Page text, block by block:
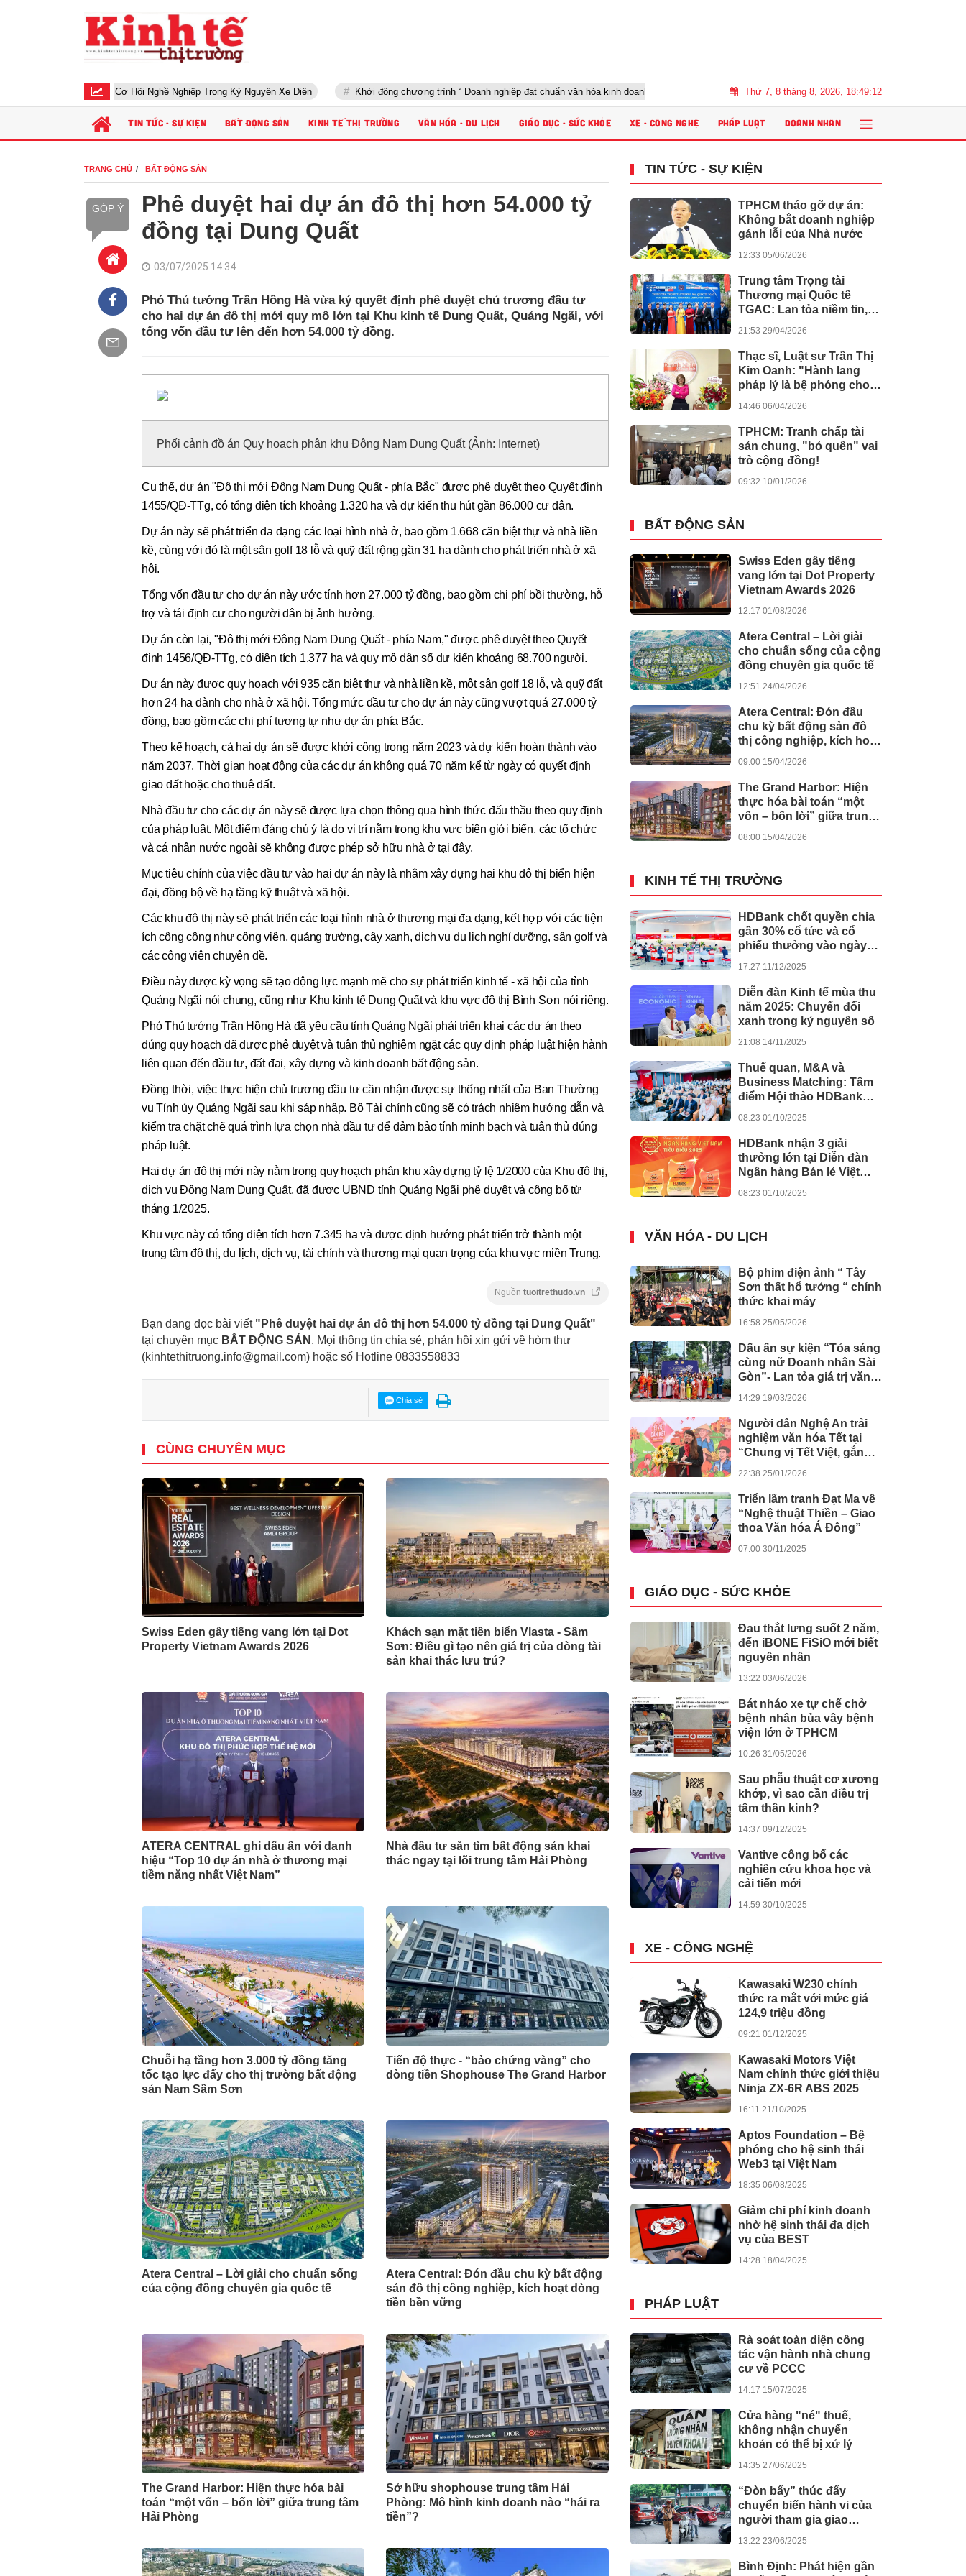
Sửa Xe Điện – Cơ Hội Nghề Nghiệp Trong Kỷ Nguyên Xe Điện Khởi động chương trình “ Doanh nghiệp đạt chuẩn văn hóa kinh doanh Việt Nam” năm 2026 Đổi mới phương pháp dạy học trong kỷ nguyên AI:
Thứ 7, 8 tháng 8, 2026, 18:49:13
TIN TỨC - SỰ KIỆN BẤT ĐỘNG SẢN KINH TẾ THỊ TRƯỜNG VĂN HÓA - DU LỊCH GIÁO DỤC - SỨC KHỎE XE - CÔNG NGHỆ PHÁP LUẬT DOANH NHÂN
TRANG CHỦ BẤT ĐỘNG SẢN
GÓP Ý
Phê duyệt hai dự án đô thị hơn 54.000 tỷ
đồng tại Dung Quất
03/07/2025 14:34
Phó Thủ tướng Trần Hồng Hà vừa ký quyết định phê duyệt chủ trương đầu tư
cho hai dự án đô thị mới quy mô lớn tại Khu kinh tế Dung Quất, Quảng Ngãi, với
tổng vốn đầu tư lên đến hơn 54.000 tỷ đồng.
Phối cảnh đồ án Quy hoạch phân khu Đông Nam Dung Quất (Ảnh: Internet)
Cụ thể, dự án "Đô thị mới Đông Nam Dung Quất - phía Bắc" được phê duyệt theo Quyết định
1455/QĐ-TTg, có tổng diện tích khoảng 1.320 ha và dự kiến thu hút gần 86.000 cư dân.
Dự án này sẽ phát triển đa dạng các loại hình nhà ở, bao gồm 1.668 căn biệt thự và nhà liền
kề, cùng với đó là một sân golf 18 lỗ và quỹ đất rộng gần 31 ha dành cho phát triển nhà ở xã
hội.
Tổng vốn đầu tư cho dự án này ước tính hơn 27.000 tỷ đồng, bao gồm chi phí bồi thường, hỗ
trợ và tái định cư cho người dân bị ảnh hưởng.
Dự án còn lại, "Đô thị mới Đông Nam Dung Quất - phía Nam," được phê duyệt theo Quyết
định 1456/QĐ-TTg, có diện tích 1.377 ha và quy mô dân số dự kiến khoảng 68.700 người.
Dự án này được quy hoạch với 935 căn biệt thự và nhà liền kề, một sân golf 18 lỗ, và quỹ đất
hơn 24 ha dành cho nhà ở xã hội. Tổng mức đầu tư cho dự án này cũng vượt quá 27.000 tỷ
đồng, bao gồm các chi phí tương tự như dự án phía Bắc.
Theo kế hoạch, cả hai dự án sẽ được khởi công trong năm 2023 và dự kiến hoàn thành vào
năm 2037. Thời gian hoạt động của các dự án không quá 70 năm kể từ ngày có quyết định
giao đất hoặc cho thuê đất.
Nhà đầu tư cho các dự án này sẽ được lựa chọn thông qua hình thức đấu thầu theo quy định
của pháp luật. Một điểm đáng chú ý là do vị trí nằm trong khu vực biên giới biển, các tổ chức
và cá nhân nước ngoài sẽ không được phép sở hữu nhà ở tại đây.
Mục tiêu chính của việc đầu tư vào hai dự án này là nhằm xây dựng hai khu đô thị biển hiện
đại, đồng bộ về hạ tầng kỹ thuật và xã hội.
Các khu đô thị này sẽ phát triển các loại hình nhà ở thương mại đa dạng, kết hợp với các tiện
ích công cộng như công viên, quảng trường, cây xanh, dịch vụ du lịch nghỉ dưỡng, sân golf và
các công viên chuyên đề.
Điều này được kỳ vọng sẽ tạo động lực mạnh mẽ cho sự phát triển kinh tế - xã hội của tỉnh
Quảng Ngãi nói chung, cũng như Khu kinh tế Dung Quất và khu vực đô thị Bình Sơn nói riêng.
Phó Thủ tướng Trần Hồng Hà đã yêu cầu tỉnh Quảng Ngãi phải triển khai các dự án theo
đúng quy hoạch đã được phê duyệt và tuân thủ nghiêm ngặt các quy định pháp luật hiện hành
liên quan đến đầu tư, đất đai, xây dựng và kinh doanh bất động sản.
Đồng thời, việc thực hiện chủ trương đầu tư cần nhận được sự thống nhất của Ban Thường
vụ Tỉnh ủy Quảng Ngãi sau khi sáp nhập. Bộ Tài chính cũng sẽ có trách nhiệm hướng dẫn và
kiểm tra chặt chẽ quá trình lựa chọn nhà đầu tư để đảm bảo tính minh bạch và tuân thủ đúng
pháp luật.
Hai dự án đô thị mới này nằm trong quy hoạch phân khu xây dựng tỷ lệ 1/2000 của Khu đô thị,
dịch vụ Đông Nam Dung Quất, đã được UBND tỉnh Quảng Ngãi phê duyệt và công bố từ
tháng 1/2025.
Khu vực này có tổng diện tích hơn 7.345 ha và được định hướng phát triển trở thành một
trung tâm đô thị, du lịch, dịch vụ, tài chính và thương mại quan trọng của khu vực miền Trung.
Nguồn tuoitrethudo.vn
Bạn đang đọc bài viết "Phê duyệt hai dự án đô thị hơn 54.000 tỷ đồng tại Dung Quất"
tại chuyên mục BẤT ĐỘNG SẢN . Mọi thông tin chia sẻ, phản hồi xin gửi về hòm thư
(kinhtethitruong.info@gmail.com) hoặc số Hotline 0833558833
Chia sẻ
CÙNG CHUYÊN MỤC
Swiss Eden gây tiếng vang lớn tại Dot
Property Vietnam Awards 2026
Khách sạn mặt tiền biển Vlasta - Sầm
Sơn: Điều gì tạo nên giá trị của dòng tài
sản khai thác lưu trú?
ATERA CENTRAL ghi dấu ấn với danh
hiệu “Top 10 dự án nhà ở thương mại
tiềm năng nhất Việt Nam”
Nhà đầu tư săn tìm bất động sản khai
thác ngay tại lõi trung tâm Hải Phòng
Chuỗi hạ tầng hơn 3.000 tỷ đồng tăng
tốc tạo lực đẩy cho thị trường bất động
sản Nam Sầm Sơn
Tiến độ thực - “bảo chứng vàng” cho
dòng tiền Shophouse The Grand Harbor
Atera Central – Lời giải cho chuẩn sống
của cộng đồng chuyên gia quốc tế
Atera Central: Đón đầu chu kỳ bất động
sản đô thị công nghiệp, kích hoạt dòng
tiền bền vững
The Grand Harbor: Hiện thực hóa bài
toán “một vốn – bốn lời” giữa trung tâm
Hải Phòng
Sở hữu shophouse trung tâm Hải
Phòng: Mô hình kinh doanh nào “hái ra
tiền”?
TIN TỨC - SỰ KIỆN
TPHCM tháo gỡ dự án:
Không bắt doanh nghiệp
gánh lỗi của Nhà nước
12:33 05/06/2026
Trung tâm Trọng tài
Thương mại Quốc tế
TGAC: Lan tỏa niềm tin,
21:53 29/04/2026
Thạc sĩ, Luật sư Trần Thị
Kim Oanh: "Hành lang
pháp lý là bệ phóng cho
14:46 06/04/2026
TPHCM: Tranh chấp tài
sản chung, "bỏ quên" vai
trò cộng đồng!
09:32 10/01/2026
BẤT ĐỘNG SẢN
Swiss Eden gây tiếng
vang lớn tại Dot Property
Vietnam Awards 2026
12:17 01/08/2026
Atera Central – Lời giải
cho chuẩn sống của cộng
đồng chuyên gia quốc tế
12:51 24/04/2026
Atera Central: Đón đầu
chu kỳ bất động sản đô
thị công nghiệp, kích hoạt
09:00 15/04/2026
The Grand Harbor: Hiện
thực hóa bài toán “một
vốn – bốn lời” giữa trung
08:00 15/04/2026
KINH TẾ THỊ TRƯỜNG
HDBank chốt quyền chia
gần 30% cổ tức và cổ
phiếu thưởng vào ngày
lớn
17:27 11/12/2025
Diễn đàn Kinh tế mùa thu
năm 202̀5: Chuyển đổi
xanh trong kỷ nguyên số
21:08 14/11/2025
Thuế quan, M&A và
Business Matching: Tâm
điểm Hội thảo HDBank
08:23 01/10/2025
HDBank nhận 3 giải
thưởng lớn tại Diễn đàn
Ngân hàng Bán lẻ Việt
08:23 01/10/2025
VĂN HÓA - DU LỊCH
Bộ phim điện ảnh “ Tây
Sơn thất hổ tưởng “ chính
thức khai máy
16:58 25/05/2026
Dấu ấn sự kiện “Tỏa sáng
cùng nữ Doanh nhân Sài
Gòn”- Lan tỏa giá trị văn
Chính phủ
14:29 19/03/2026
Người dân Nghệ An trải
nghiệm văn hóa Tết tại
“Chung vị Tết Việt, gắn
22:38 25/01/2026
Triển lãm tranh Đạt Ma về
“Nghệ thuật Thiền – Giao
thoa Văn hóa Á Đông”
07:00 30/11/2025
GIÁO DỤC - SỨC KHỎE
Đau thắt lưng suốt 2 năm,
đến iBONE FiSiO mới biết
nguyên nhân
13:22 03/06/2026
Bát nháo xe tự chế chở
bệnh nhân bủa vây bệnh
viện lớn ở TPHCM
10:26 31/05/2026
Sau phẫu thuật cơ xương
khớp, vì sao cần điều trị
tâm thần kinh?
14:37 09/12/2025
Vantive công bố các
nghiên cứu khoa học và
cải tiến mới
14:59 30/10/2025
XE - CÔNG NGHỆ
Kawasaki W230 chính
thức ra mắt với mức giá
124,9 triệu đồng
09:21 01/12/2025
Kawasaki Motors Việt
Nam chính thức giới thiệu
Ninja ZX-6R ABS 2025
16:11 21/10/2025
Aptos Foundation – Bệ
phóng cho hệ sinh thái
Web3 tại Việt Nam
18:35 06/08/2025
Giảm chi phí kinh doanh
nhờ hệ sinh thái đa dịch
vụ của BEST
14:28 18/04/2025
PHÁP LUẬT
Rà soát toàn diện công
tác vận hành nhà chung
cư về PCCC
14:17 15/07/2025
Cửa hàng "né" thuế,
không nhận chuyển
khoản có thể bị xử lý
14:35 27/06/2025
“Đòn bẩy” thúc đẩy
chuyển biến hành vi của
người tham gia giao
13:22 23/06/2025
Bình Định: Phát hiện gần